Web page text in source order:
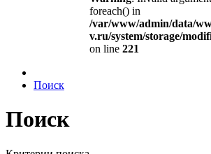
foreach() in
/var/www/admin/data/
v.ru/system/storage/
on line 221
Поиск
Поиск